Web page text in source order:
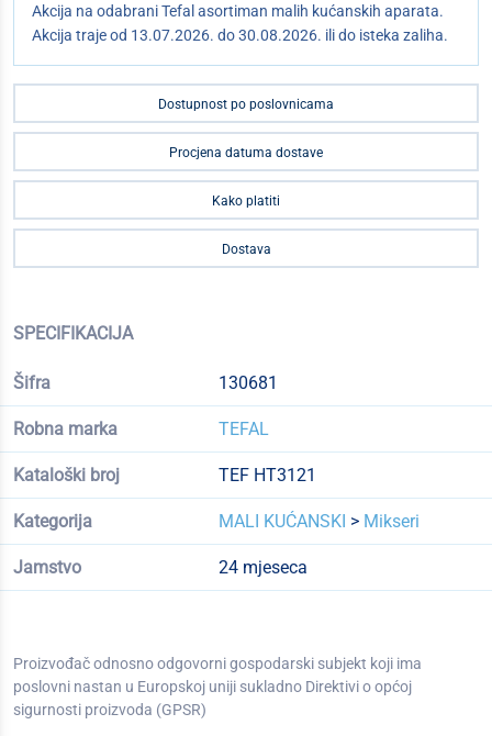
Akcija na odabrani Tefal asortiman malih kućanskih aparata.
Akcija traje od 13.07.2026. do 30.08.2026. ili do isteka zaliha.
Dostupnost po poslovnicama
Procjena datuma dostave
Kako platiti
Dostava
SPECIFIKACIJA
Šifra 130681
Robna marka TEFAL
Kataloški broj TEF HT3121
Kategorija MALI KUĆANSKI > Mikseri
Jamstvo 24 mjeseca
Proizvođač odnosno odgovorni gospodarski subjekt koji ima
poslovni nastan u Europskoj uniji sukladno Direktivi o općoj
sigurnosti proizvoda (GPSR)